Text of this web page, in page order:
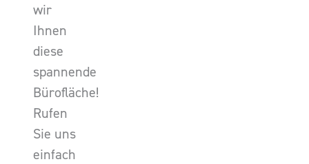
wir
Ihnen
diese
spannende
Bürofläche!
Rufen
Sie uns
einfach